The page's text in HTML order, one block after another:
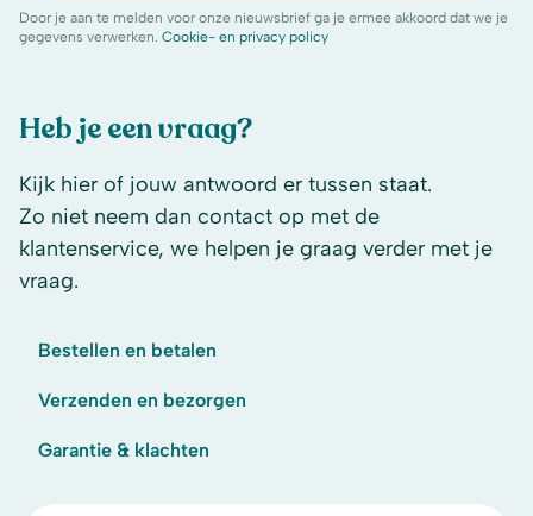
Heb je een vraag?
Kijk hier of jouw antwoord er tussen staat.
Zo niet neem dan contact op met de
klantenservice, we helpen je graag verder met je
vraag.
Bestellen en betalen
Verzenden en bezorgen
Garantie & klachten
Door je aan te melden voor onze nieuwsbrief ga je ermee akkoord dat we je
gegevens verwerken. Cookie- en privacy policy